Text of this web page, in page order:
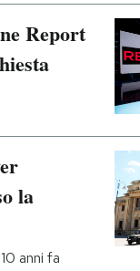
Report
la
anni fa